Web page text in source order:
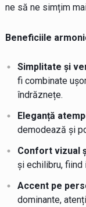
ne să ne simțim
Beneficiile
Simplitate și
fi combinate
îndrăznețe.
Eleganță
demodează și
Confort vizual
și echilibru, fiind
Accent pe
dominante,